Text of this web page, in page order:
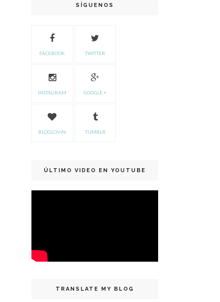
SÍGUENOS
FACEBOOK TWITTER
INSTAGRAM GOOGLE +
BLOGLOVIN TUMBLR
ÚLTIMO VIDEO EN YOUTUBE
TRANSLATE MY BLOG